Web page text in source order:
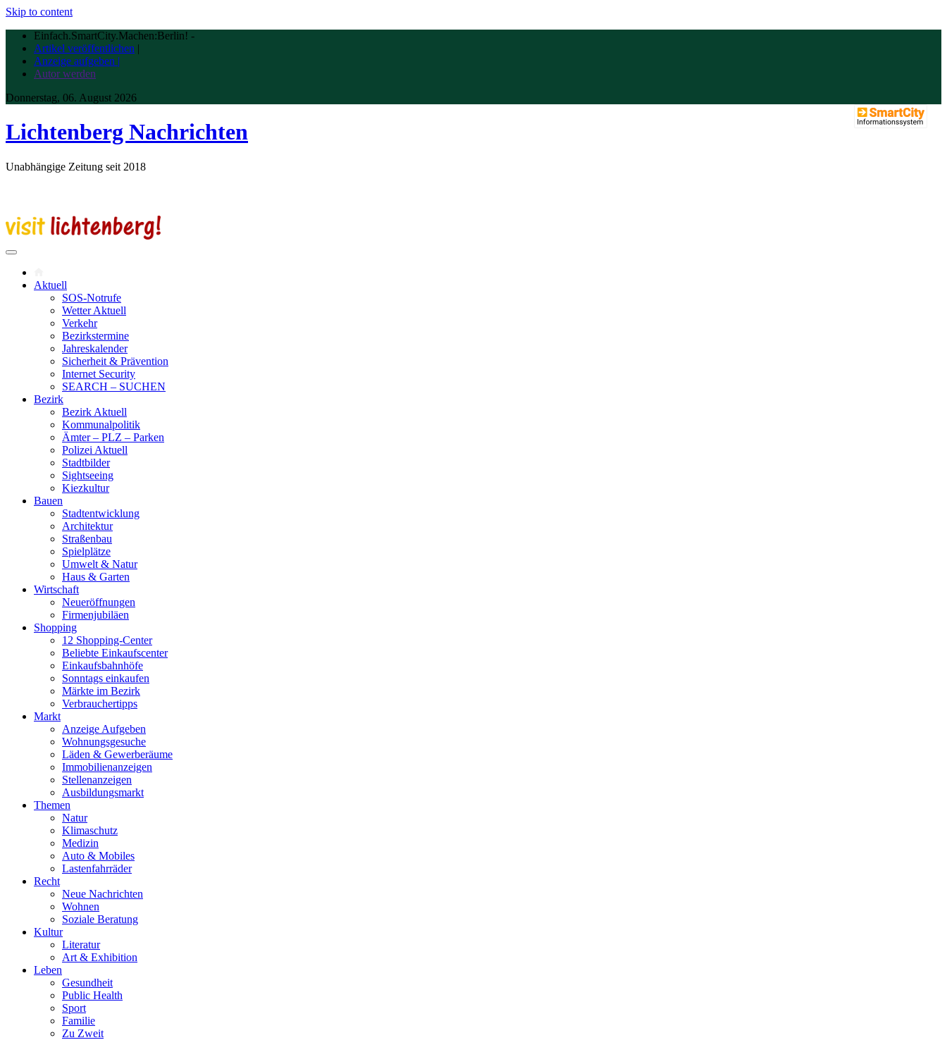
Skip to content
Einfach.SmartCity.Machen:Berlin! -
Artikel veröffentlichen |
Anzeige aufgeben |
Autor werden
Donnerstag, 06. August 2026
Lichtenberg Nachrichten
Unabhängige Zeitung seit 2018
Aktuell
SOS-Notrufe
Wetter Aktuell
Verkehr
Bezirkstermine
Jahreskalender
Sicherheit & Prävention
Internet Security
SEARCH – SUCHEN
Bezirk
Bezirk Aktuell
Kommunalpolitik
Ämter – PLZ – Parken
Polizei Aktuell
Stadtbilder
Sightseeing
Kiezkultur
Bauen
Stadtentwicklung
Architektur
Straßenbau
Spielplätze
Umwelt & Natur
Haus & Garten
Wirtschaft
Neueröffnungen
Firmenjubiläen
Shopping
12 Shopping-Center
Beliebte Einkaufscenter
Einkaufsbahnhöfe
Sonntags einkaufen
Märkte im Bezirk
Verbrauchertipps
Markt
Anzeige Aufgeben
Wohnungsgesuche
Läden & Gewerberäume
Immobilienanzeigen
Stellenanzeigen
Ausbildungsmarkt
Themen
Natur
Klimaschutz
Medizin
Auto & Mobiles
Lastenfahrräder
Recht
Neue Nachrichten
Wohnen
Soziale Beratung
Kultur
Literatur
Art & Exhibition
Leben
Gesundheit
Public Health
Sport
Familie
Zu Zweit